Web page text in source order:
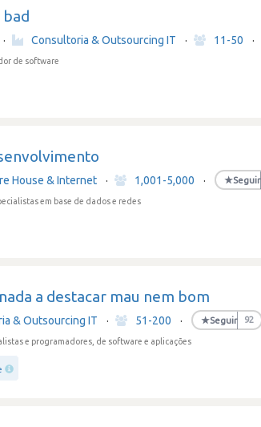
bad
· Consultoria & Outsourcing IT · 11-50 ·
de software
House & Internet · 1,001-5,000 · ★Seguir
em base de dados e redes
a destacar mau nem bom
& Outsourcing IT · 51-200 · ★Seguir 92
e programadores, de software e aplicações